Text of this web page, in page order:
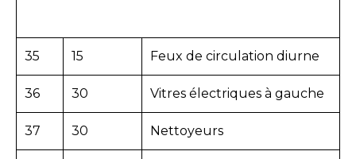
35 15 Feux de circulation diurne
36 30 Vitres électriques à gauche
37 30 Nettoyeurs